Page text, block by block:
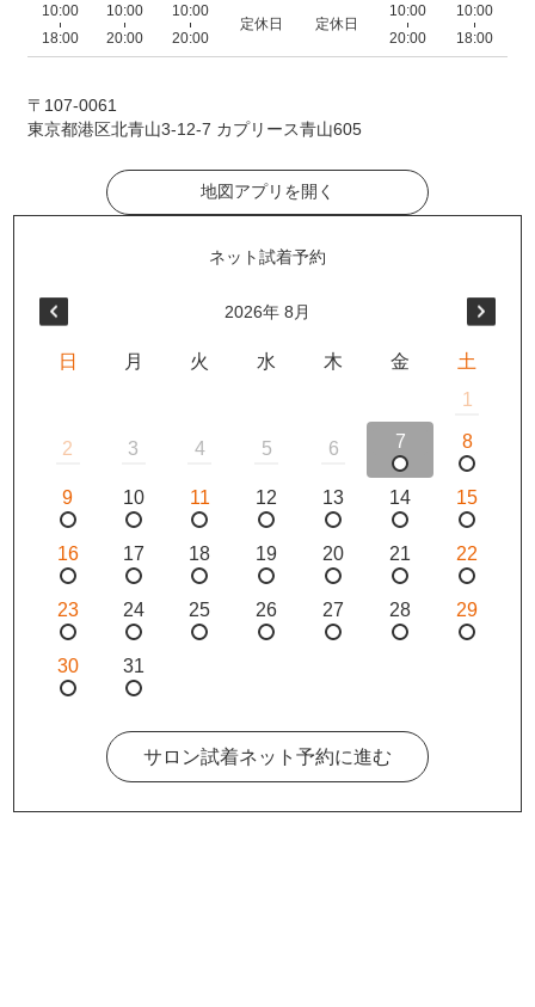
10:00
18:00
10:00
20:00
10:00
20:00
定休日 定休日
10:00
20:00
10:00
18:00
〒107-0061
東京都港区北青山3-12-7 カプリース青山605
地図アプリを開く
2026年 8月
日 月 火 水 木 金
土
1
2 3 4 5 6 7 8
9 10 11 12 13 14 15
16 17 18 19 20 21 22
23 24 25 26 27 28 29
30 31
サロン試着ネット予約に進む